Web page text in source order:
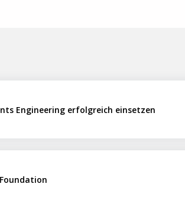
Engineering erfolgreich einsetzen